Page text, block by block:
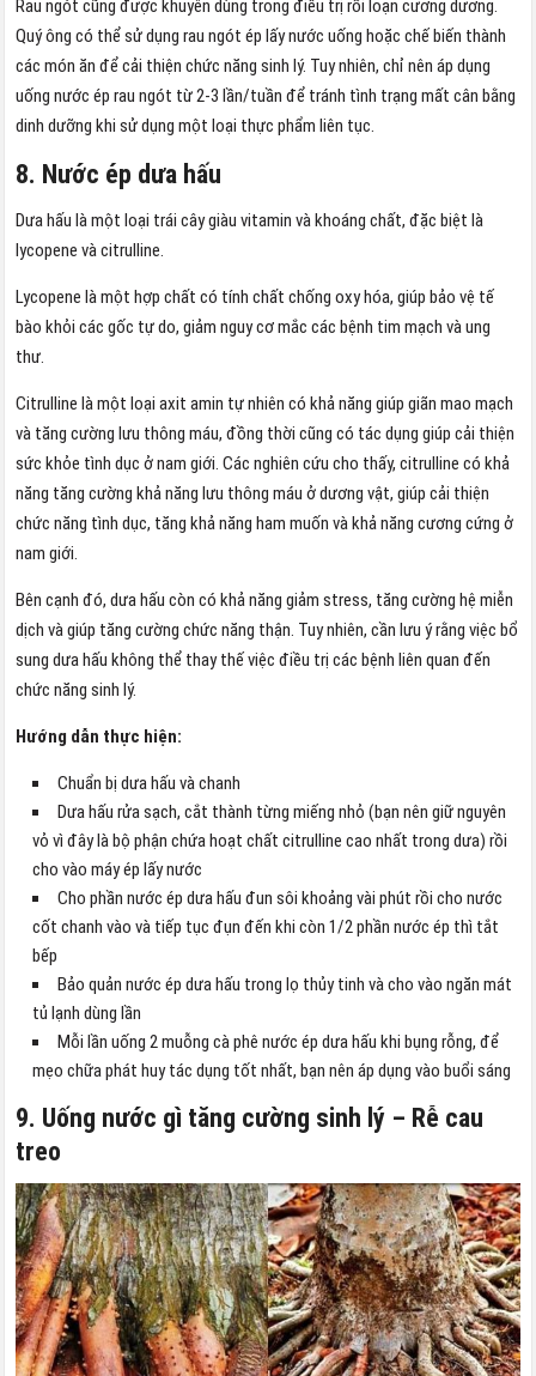
Rau ngót cũng được khuyên dùng trong điều trị rối loạn cương dương.
Quý ông có thể sử dụng rau ngót ép lấy nước uống hoặc chế biến thành
các món ăn để cải thiện chức năng sinh lý. Tuy nhiên, chỉ nên áp dụng
uống nước ép rau ngót từ 2-3 lần/tuần để tránh tình trạng mất cân bằng
dinh dưỡng khi sử dụng một loại thực phẩm liên tục.
8. Nước ép dưa hấu
Dưa hấu là một loại trái cây giàu vitamin và khoáng chất, đặc biệt là
lycopene và citrulline.
Lycopene là một hợp chất có tính chất chống oxy hóa, giúp bảo vệ tế
bào khỏi các gốc tự do, giảm nguy cơ mắc các bệnh tim mạch và ung
thư.
Citrulline là một loại axit amin tự nhiên có khả năng giúp giãn mao mạch
và tăng cường lưu thông máu, đồng thời cũng có tác dụng giúp cải thiện
sức khỏe tình dục ở nam giới. Các nghiên cứu cho thấy, citrulline có khả
năng tăng cường khả năng lưu thông máu ở dương vật, giúp cải thiện
chức năng tình dục, tăng khả năng ham muốn và khả năng cương cứng ở
nam giới.
Bên cạnh đó, dưa hấu còn có khả năng giảm stress, tăng cường hệ miễn
dịch và giúp tăng cường chức năng thận. Tuy nhiên, cần lưu ý rằng việc bổ
sung dưa hấu không thể thay thế việc điều trị các bệnh liên quan đến
chức năng sinh lý.
Hướng dẫn thực hiện:
Chuẩn bị dưa hấu và chanh
Dưa hấu rửa sạch, cắt thành từng miếng nhỏ (bạn nên giữ nguyên
vỏ vì đây là bộ phận chứa hoạt chất citrulline cao nhất trong dưa) rồi
cho vào máy ép lấy nước
Cho phần nước ép dưa hấu đun sôi khoảng vài phút rồi cho nước
cốt chanh vào và tiếp tục đụn đến khi còn 1/2 phần nước ép thì tắt
bếp
Bảo quản nước ép dưa hấu trong lọ thủy tinh và cho vào ngăn mát
tủ lạnh dùng lần
Mỗi lần uống 2 muỗng cà phê nước ép dưa hấu khi bụng rỗng, để
mẹo chữa phát huy tác dụng tốt nhất, bạn nên áp dụng vào buổi sáng
9. Uống nước gì tăng cường sinh lý – Rễ cau
treo